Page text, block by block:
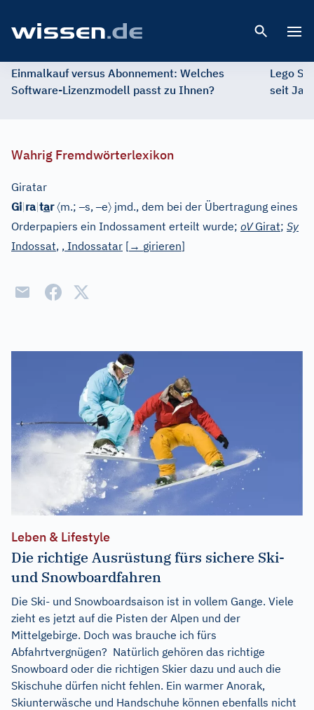
Einmalkauf versus Abonnement: Welches
Software-Lizenzmodell passt zu Ihnen?
Lego
seit
Wahrig Fremdwörterlexikon
Giratar
Gi|ra|tar 〈m.;–s,–e〉 jmd., dem bei der Übertragung eines
Orderpapiers ein Indossament erteilt wurde; oVGirat; Sy
Indossat, , Indossatar [→ girieren]
Leben & Lifestyle
Die richtige Ausrüstung fürs sichere Ski-
und Snowboardfahren
Die Ski- und Snowboardsaison ist in vollem Gange. Viele
zieht es jetzt auf die Pisten der Alpen und der
Mittelgebirge. Doch was brauche ich fürs
Abfahrtvergnügen? Natürlich gehören das richtige
Snowboard oder die richtigen Skier dazu und auch die
Skischuhe dürfen nicht fehlen. Ein warmer Anorak,
Skiunterwäsche und Handschuhe können ebenfalls nicht